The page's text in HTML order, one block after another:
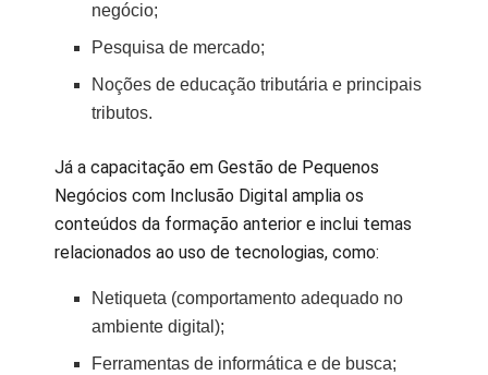
negócio;
Pesquisa de mercado;
Noções de educação tributária e principais
tributos.
Já a capacitação em Gestão de Pequenos
Negócios com Inclusão Digital amplia os
conteúdos da formação anterior e inclui temas
relacionados ao uso de tecnologias, como:
Netiqueta (comportamento adequado no
ambiente digital);
Ferramentas de informática e de busca;